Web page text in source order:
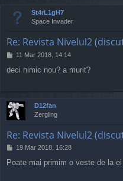
St4rL1gH7
Space Invader
Re: Revista Nivelul2
P
s
11 Mar 2018, 14:14
deci nimic nou? a murit?
D12fan
Zergling
Re: Revista Nivelul2
P
s
19 Mar 2018, 16:28
Poate mai primim o veste de la ei